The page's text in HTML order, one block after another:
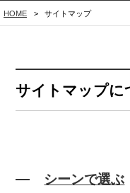
HOME > サイトマップ
サイトマップに
シーンで選ぶ